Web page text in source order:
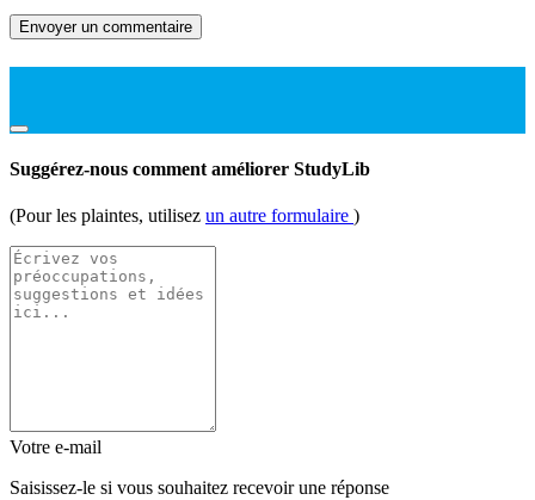
Envoyer un commentaire
Suggérez-nous comment améliorer StudyLib
(Pour les plaintes, utilisez un autre formulaire )
Votre e-mail
Saisissez-le si vous souhaitez recevoir une réponse